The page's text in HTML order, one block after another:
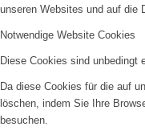
unseren Websites und auf die
Notwendige Website Cookies
Diese Cookies sind unbedingt
Da diese Cookies für die auf
löschen, indem Sie Ihre
besuchen.